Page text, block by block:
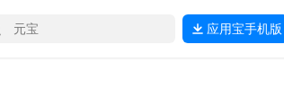
应用宝手机版